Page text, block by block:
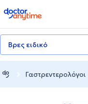
doctoranytime
Βρες ειδικό
Γαστρεντερολόγοι